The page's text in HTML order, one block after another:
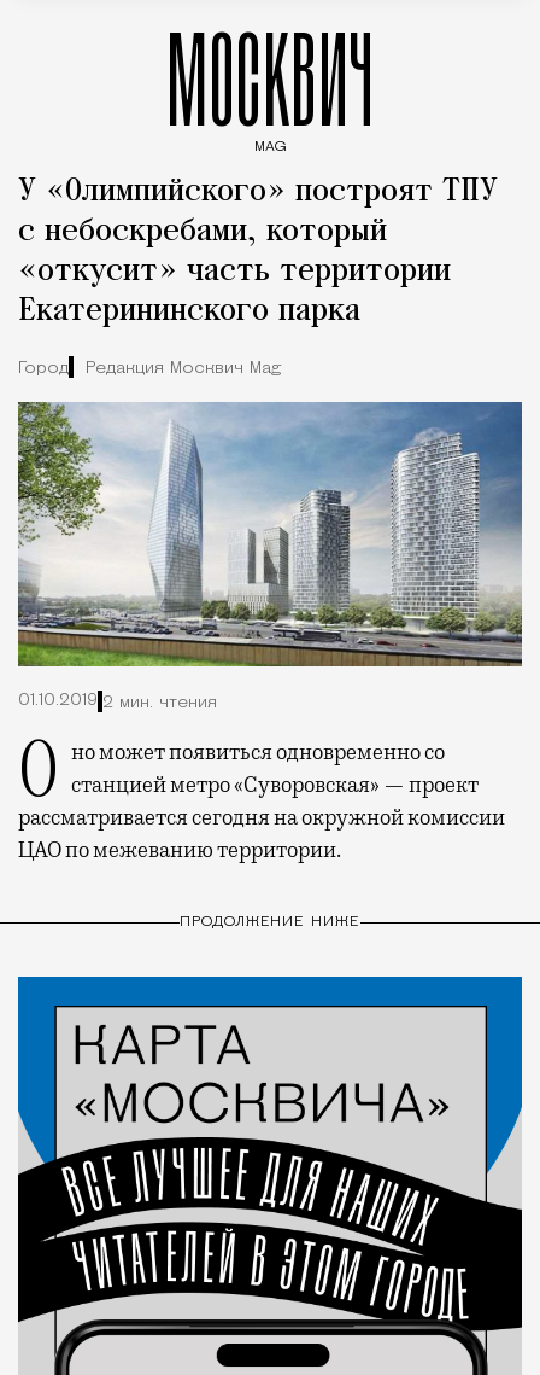
МОСКВИЧ
MAG
У «Олимпийского» построят ТПУ
с небоскребами, который
«откусит» часть территории
Екатерининского парка
Город Редакция Москвич Mag
01.10.2019 2 мин. чтения
Оно может появиться одновременно со станцией метро «Суворовская» — проект
рассматривается сегодня на окружной комиссии
ЦАО по межеванию территории.
ПРОДОЛЖЕНИЕ НИЖЕ